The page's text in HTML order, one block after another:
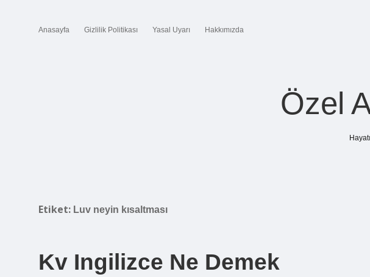
Anasayfa Gizlilik Politikası Yasal Uyarı Hakkımızda
Özel
Etiket: Luv neyin kısaltması
Kv Ingilizce Ne Demek